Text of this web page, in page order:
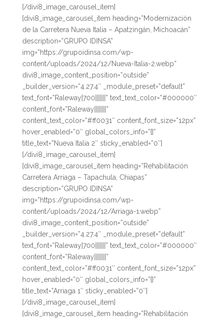
[/divi8_image_carousel_item]
[divi8_image_carousel_item heading=”Modernización
de la Carretera Nueva Italia – Apatzingán, Michoacán”
description=”GRUPO IDINSA”
img=”https://grupoidinsa.com/wp-
content/uploads/2024/12/Nueva-Italia-2.webp”
divi8_image_content_position=”outside”
_builder_version=”4.27.4″ _module_preset=”default”
text_font=”Raleway|700|||||||” text_text_color=”#000000″
content_font=”Raleway||||||||”
content_text_color=”#ff0031″ content_font_size=”12px”
hover_enabled=”0″ global_colors_info=”{}”
title_text=”Nueva Italia 2″ sticky_enabled=”0″]
[/divi8_image_carousel_item]
[divi8_image_carousel_item heading=”Rehabilitación
Carretera Arriaga – Tapachula, Chiapas”
description=”GRUPO IDINSA”
img=”https://grupoidinsa.com/wp-
content/uploads/2024/12/Arriaga-1.webp”
divi8_image_content_position=”outside”
_builder_version=”4.27.4″ _module_preset=”default”
text_font=”Raleway|700|||||||” text_text_color=”#000000″
content_font=”Raleway||||||||”
content_text_color=”#ff0031″ content_font_size=”12px”
hover_enabled=”0″ global_colors_info=”{}”
title_text=”Arriaga 1″ sticky_enabled=”0″]
[/divi8_image_carousel_item]
[divi8_image_carousel_item heading=”Rehabilitación